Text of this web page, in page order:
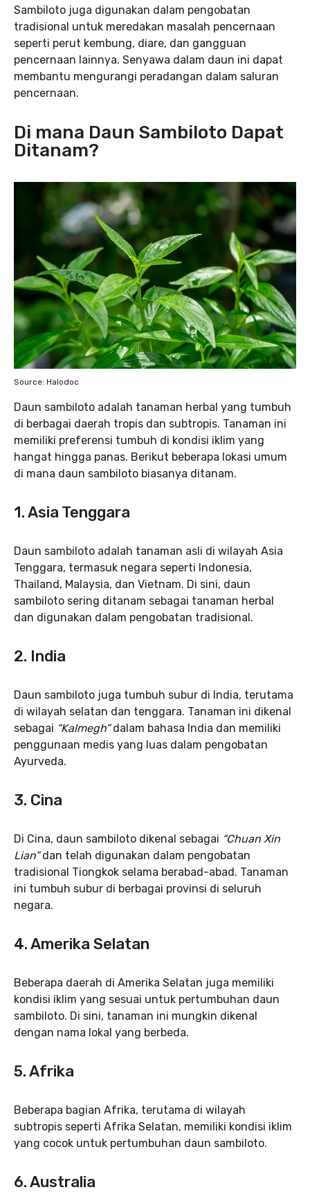
Sambiloto juga digunakan dalam pengobatan
tradisional untuk meredakan masalah pencernaan
seperti perut kembung, diare, dan gangguan
pencernaan lainnya. Senyawa dalam daun ini dapat
membantu mengurangi peradangan dalam saluran
pencernaan.
Di mana Daun Sambiloto Dapat
Ditanam?
Source: Halodoc
Daun sambiloto adalah tanaman herbal yang tumbuh
di berbagai daerah tropis dan subtropis. Tanaman ini
memiliki preferensi tumbuh di kondisi iklim yang
hangat hingga panas. Berikut beberapa lokasi umum
di mana daun sambiloto biasanya ditanam.
1.Asia Tenggara
Daun sambiloto adalah tanaman asli di wilayah Asia
Tenggara, termasuk negara seperti Indonesia,
Thailand, Malaysia, dan Vietnam. Di sini, daun
sambiloto sering ditanam sebagai tanaman herbal
dan digunakan dalam pengobatan tradisional.
2. India
Daun sambiloto juga tumbuh subur di India, terutama
di wilayah selatan dan tenggara. Tanaman ini dikenal
sebagai “Kalmegh”dalam bahasa India dan memiliki
penggunaan medis yang luas dalam pengobatan
Ayurveda.
3. Cina
Di Cina, daun sambiloto dikenal sebagai “Chuan Xin
Lian”dan telah digunakan dalam pengobatan
tradisional Tiongkok selama berabad-abad. Tanaman
ini tumbuh subur di berbagai provinsi di seluruh
negara.
4.Amerika Selatan
Beberapa daerah di Amerika Selatan juga memiliki
kondisi iklim yang sesuai untuk pertumbuhan daun
sambiloto. Di sini, tanaman ini mungkin dikenal
dengan nama lokal yang berbeda.
5.Afrika
Beberapa bagian Afrika, terutama di wilayah
subtropis seperti Afrika Selatan, memiliki kondisi iklim
yang cocok untuk pertumbuhan daun sambiloto.
6.Australia